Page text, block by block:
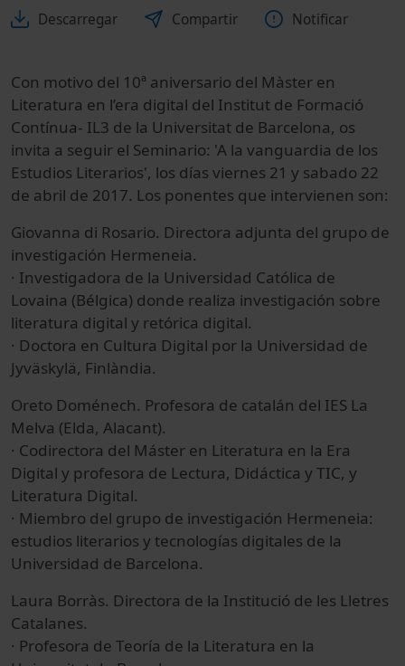
Descarregar Compartir Notificar
Con motivo del 10ª aniversario del Màster en
Literatura en l’era digital del Institut de Formació
Contínua- IL3 de la Universitat de Barcelona, os
invita a seguir el Seminario: 'A la vanguardia de los
Estudios Literarios', los días viernes 21 y sabado 22
de abril de 2017. Los ponentes que intervienen son:
Giovanna di Rosario. Directora adjunta del grupo de
investigación Hermeneia.
· Investigadora de la Universidad Católica de
Lovaina (Bélgica) donde realiza investigación sobre
literatura digital y retórica digital.
· Doctora en Cultura Digital por la Universidad de
Jyväskylä, Finlàndia.
Oreto Doménech. Profesora de catalán del IES La
Melva (Elda, Alacant).
· Codirectora del Máster en Literatura en la Era
Digital y profesora de Lectura, Didáctica y TIC, y
Literatura Digital.
· Miembro del grupo de investigación Hermeneia:
estudios literarios y tecnologías digitales de la
Universidad de Barcelona.
Laura Borràs. Directora de la Institució de les Lletres
Catalanes.
· Profesora de Teoría de la Literatura en la